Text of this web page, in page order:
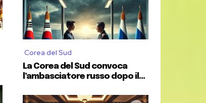
Corea del Sud
La Corea del Sud convoca
l’ambasciatore russo dopo il...